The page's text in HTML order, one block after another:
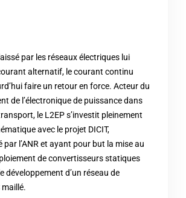
par les réseaux électriques lui
alternatif, le courant continu
faire un retour en force. Acteur du
de l’électronique de puissance dans
le L2EP s’investit pleinement
avec le projet DICIT,
l’ANR et ayant pour but la mise au
de convertisseurs statiques
développement d’un réseau de